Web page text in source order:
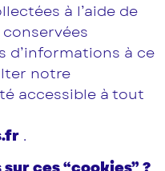
à l’aide de
d’informations à ce
notre
accessible à tout
.